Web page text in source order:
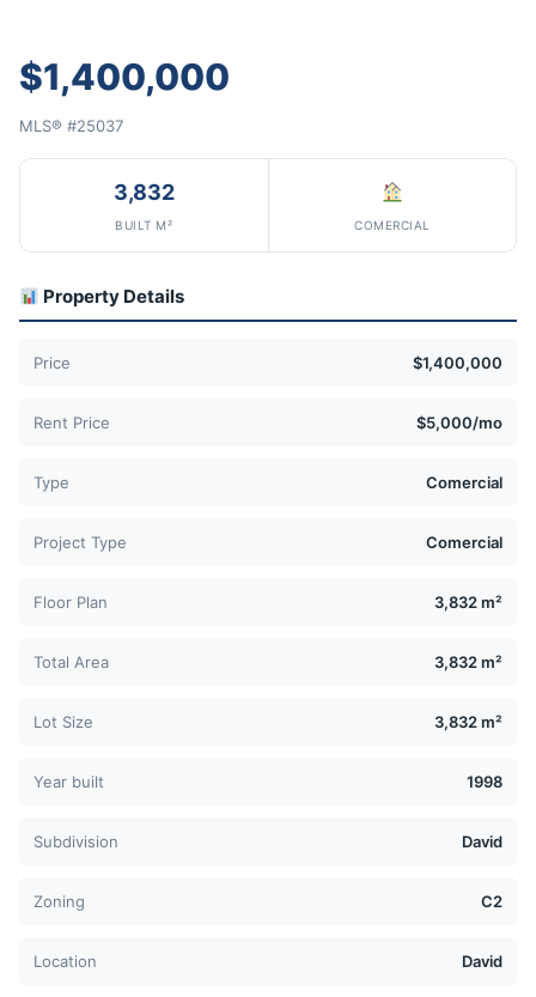
$1,400,000
MLS® #25037
3,832
BUILT M² COMERCIAL
Property Details
Price $1,400,000
Rent Price $5,000/mo
Type Comercial
Project Type Comercial
Floor Plan 3,832 m²
Total Area 3,832 m²
Lot Size 3,832 m²
Year built 1998
Subdivision David
Zoning C2
Location David